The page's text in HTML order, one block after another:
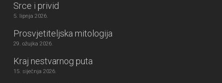
Srce i privid
5. lipnja 2026.
Prosvjetiteljska mitologija
29. ožujka 2026.
Kraj nestvarnog puta
15. siječnja 2026.